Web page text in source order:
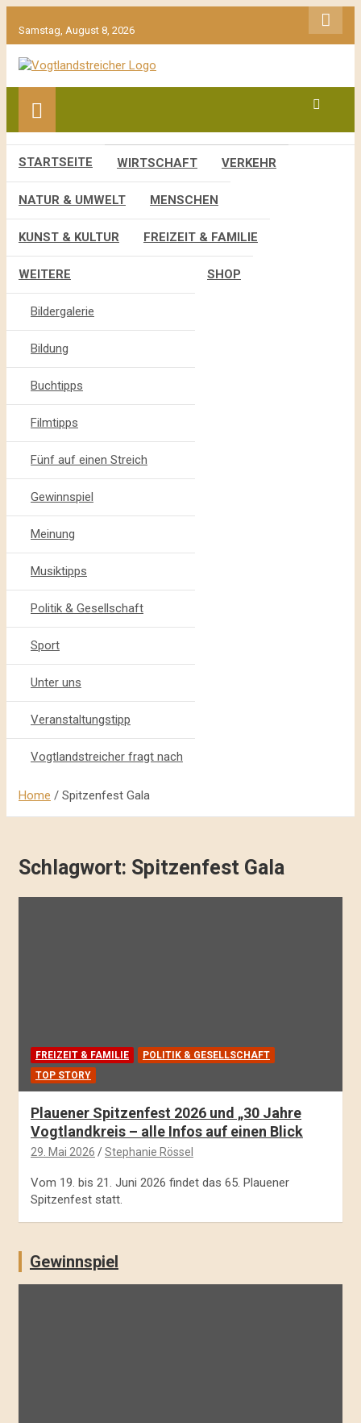
zum
Inhalt
Samstag, August 8, 2026
Vogtlandstreicher
STARTSEITE WIRTSCHAFT VERKEHR
NATUR & UMWELT MENSCHEN
KUNST & KULTUR FREIZEIT & FAMILIE
WEITERE
Bildergalerie
Bildung
Buchtipps
Filmtipps
Fünf auf einen Streich
Gewinnspiel
Meinung
Musiktipps
Politik & Gesellschaft
Sport
Unter uns
Veranstaltungstipp
Vogtlandstreicher fragt nach
SHOP
Home Spitzenfest Gala
Schlagwort: Spitzenfest Gala
FREIZEIT & FAMILIE
POLITIK & GESELLSCHAFT
TOP STORY
Plauener Spitzenfest 2026 und „30 Jahre
Vogtlandkreis – alle Infos auf einen Blick
29. Mai 2026 Stephanie Rössel
Vom 19. bis 21. Juni 2026 findet das 65. Plauener
Spitzenfest statt.
Gewinnspiel